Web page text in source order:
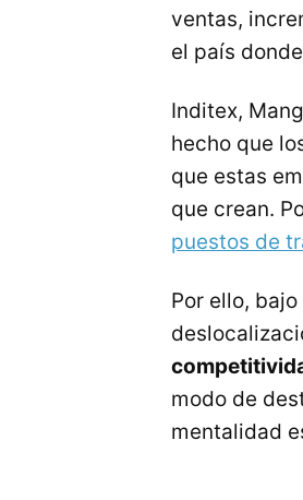
ventas,
el país
Inditex,
hecho que
que estas
que crean.
puestos de
Por ello,
modo de
mentalidad